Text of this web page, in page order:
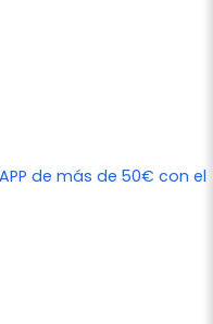
de más de 50€ con el